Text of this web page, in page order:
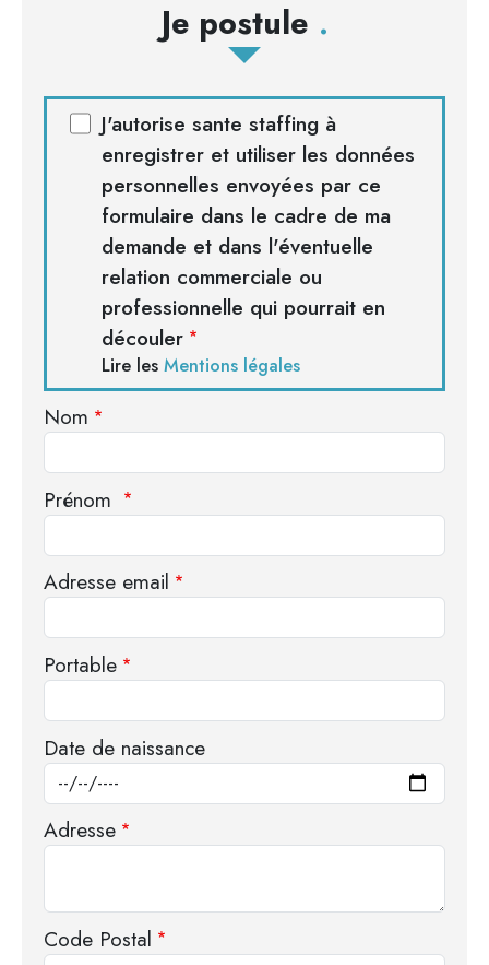
Je postule
J'autorise sante staffing à
enregistrer et utiliser les données
personnelles envoyées par ce
formulaire dans le cadre de ma
demande et dans l'éventuelle
relation commerciale ou
professionnelle qui pourrait en
découler
Lire les Mentions légales
Nom
Prénom
Adresse email
Portable
Date de naissance
Adresse
Code Postal